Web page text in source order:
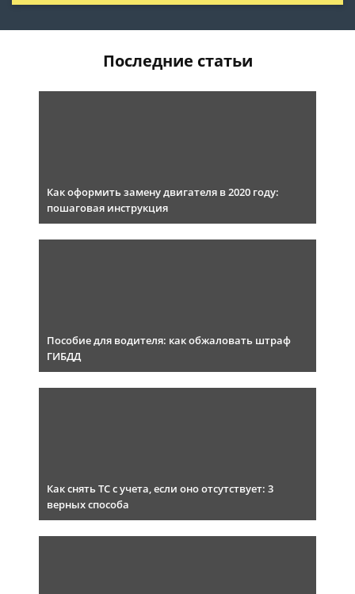
Последние статьи
Как оформить замену двигателя в 2020 году:
пошаговая инструкция
Пособие для водителя: как обжаловать штраф
ГИБДД
Как снять ТС с учета, если оно отсутствует: 3
верных способа